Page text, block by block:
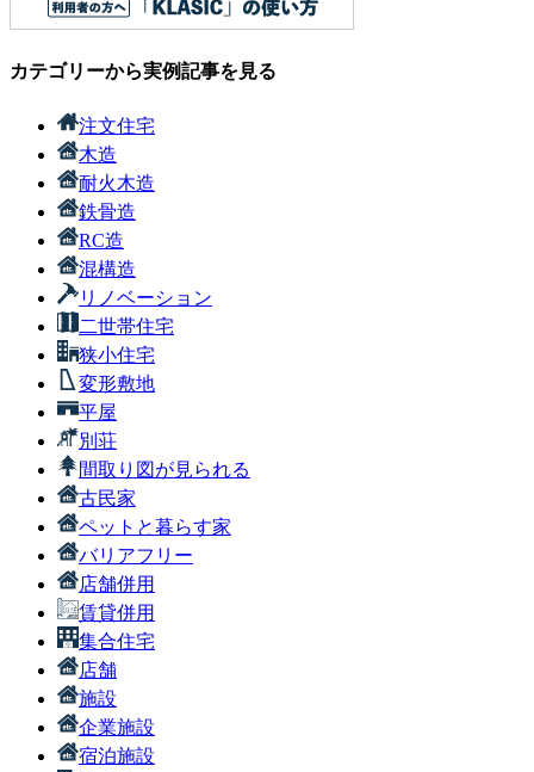
カテゴリーから実例記事を見る
注文住宅
木造
耐火木造
鉄骨造
RC造
混構造
リノベーション
二世帯住宅
狭小住宅
変形敷地
平屋
別荘
間取り図が見られる
古民家
ペットと暮らす家
バリアフリー
店舗併用
賃貸併用
集合住宅
店舗
施設
企業施設
宿泊施設